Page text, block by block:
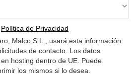
Política de Privacidad
Malco S.L., usará esta información
de contacto. Los datos
hosting dentro de UE. Puede
los mismos si lo desea.